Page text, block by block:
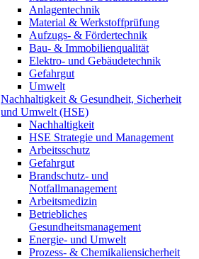
Anlagentechnik
Material & Werkstoffprüfung
Aufzugs- & Fördertechnik
Bau- & Immobilienqualität
Elektro- und Gebäudetechnik
Gefahrgut
Umwelt
Nachhaltigkeit & Gesundheit, Sicherheit
und Umwelt (HSE)
Nachhaltigkeit
HSE Strategie und Management
Arbeitsschutz
Gefahrgut
Brandschutz- und
Notfallmanagement
Arbeitsmedizin
Betriebliches
Gesundheitsmanagement
Energie- und Umwelt
Prozess- & Chemikaliensicherheit